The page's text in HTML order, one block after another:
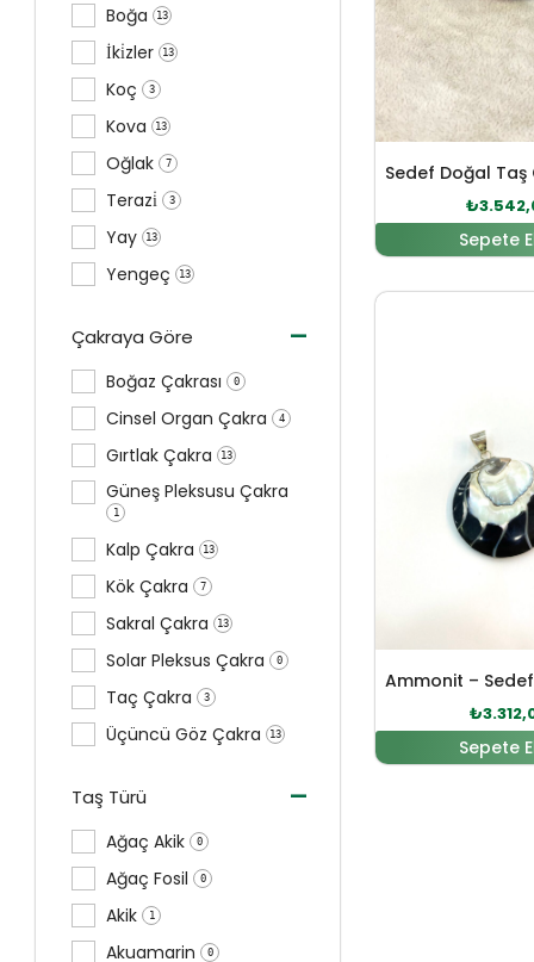
Boğa 13
İki̇zler 13
Koç 3
Kova 13
Oğlak 7
Terazi̇ 3
Yay 13
Yengeç 13
Çakraya Göre -
Boğaz Çakrası 0
Cinsel Organ Çakra 4
Gırtlak Çakra 13
Güneş Pleksusu Çakra
1
Kalp Çakra 13
Kök Çakra 7
Sakral Çakra 13
Solar Pleksus Çakra 0
Taç Çakra 3
Üçüncü Göz Çakra 13
Taş Türü -
Ağaç Akik 0
Ağaç Fosil 0
Akik 1
Akuamarin 0
₺
Sepete
Orijinal
₺
Sepete